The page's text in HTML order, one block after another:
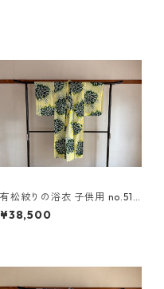
有松絞りの浴衣 子供用 no.511
2
¥38,500